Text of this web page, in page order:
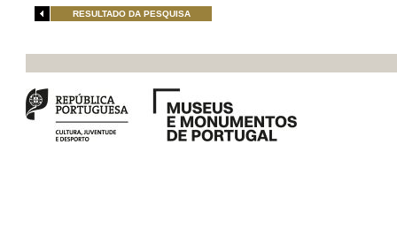
RESULTADO DA PESQUISA